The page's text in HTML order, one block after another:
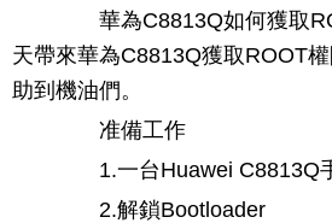
華為C8813Q如何獲取
天帶來華為C8813Q獲取ROOT
助到機油們。
准備工作
1.一台Huawei C8813Q
2.解鎖Bootloader